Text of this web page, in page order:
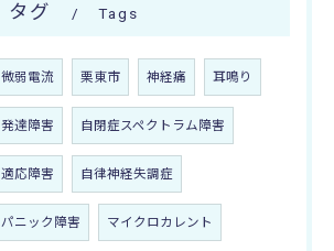
タグ Tags
微弱電流 栗東市 神経痛 耳鳴り
発達障害 自閉症スペクトラム障害
適応障害 自律神経失調症
パニック障害 マイクロカレント